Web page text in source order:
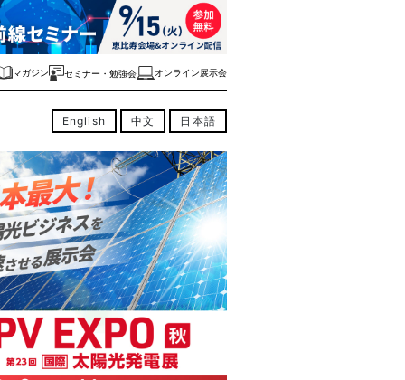
マガジン セミナー・勉強会 オンライン展示会
English 中文 日本語